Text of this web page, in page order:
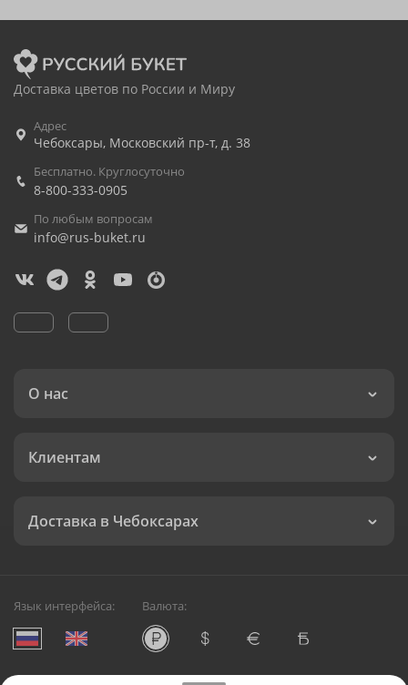
Доставка цветов по России и Миру
Адрес
Чебоксары, Московский пр-т, д. 38
Бесплатно. Круглосуточно
8-800-333-0905
По любым вопросам
info@rus-buket.ru
О нас
Клиентам
Доставка в Чебоксарах
Язык интерфейса: Валюта: